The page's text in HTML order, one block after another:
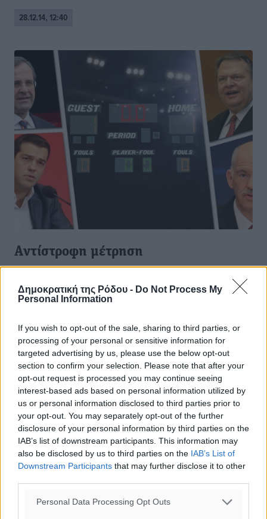
Δημοκρατική της Ρόδου - Do Not Process My
Personal Information
If you wish to opt-out of the sale, sharing to third parties, or
processing of your personal or sensitive information for
targeted advertising by us, please use the below opt-out
section to confirm your selection. Please note that after your
opt-out request is processed you may continue seeing
interest-based ads based on personal information utilized by
us or personal information disclosed to third parties prior to
your opt-out. You may separately opt-out of the further
disclosure of your personal information by third parties on the
IAB’s list of downstream participants. This information may
also be disclosed by us to third parties on the IAB’s List of
Downstream Participants that may further disclose it to other
Personal Data Processing Opt Outs
28.12.14, 12:40
Aντίστροφη μέτρηση
Αντίστροφη μέτρηση για τον …τελικό της Δευτέρας με
τους «προπονητές» να βλέπουν τη μητέρα των μαχών,
28.12.14, 12:30